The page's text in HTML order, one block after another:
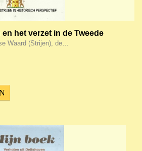
het verzet in de Tweede
Waard (Strijen), de…